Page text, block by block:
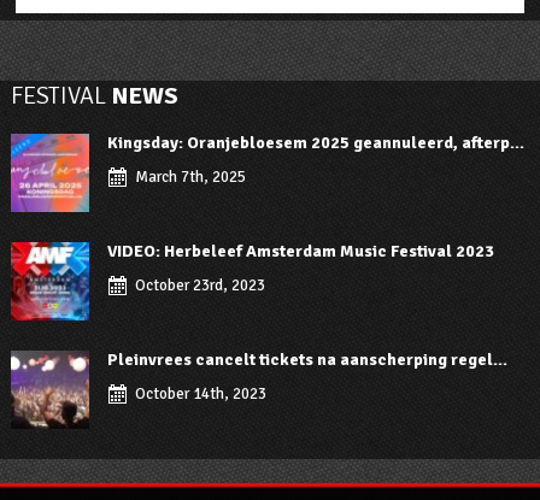
FESTIVALNEWS
Kingsday: Oranjebloesem 2025 geannuleerd, afterp...
March 7th, 2025
VIDEO: Herbeleef Amsterdam Music Festival 2023
October 23rd, 2023
Pleinvrees cancelt tickets na aanscherping regel...
October 14th, 2023